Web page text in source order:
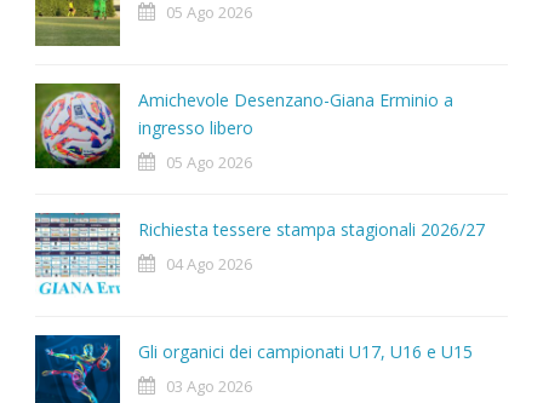
05 Ago 2026
Amichevole Desenzano-Giana Erminio a
ingresso libero
05 Ago 2026
Richiesta tessere stampa stagionali 2026/27
04 Ago 2026
Gli organici dei campionati U17, U16 e U15
03 Ago 2026